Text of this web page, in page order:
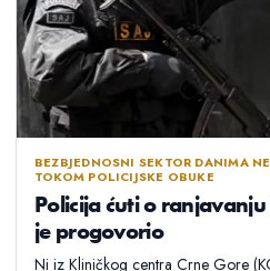
BEZBJEDNOSNI SEKTOR DANIMA
TOKOM POLICIJSKE OBUKE
Policija ćuti o
je progovorio
Ni iz Kliničkog centra Crne Gore